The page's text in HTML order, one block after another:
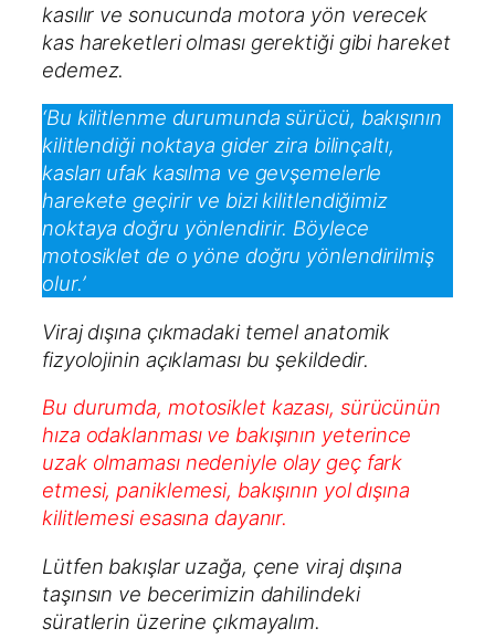
kasılır ve sonucunda motora yön verecek
kas hareketleri olması gerektiği gibi hareket
edemez.
‘Bu kilitlenme durumunda sürücü, bakışının
kilitlendiği noktaya gider zira bilinçaltı,
kasları ufak kasılma ve gevşemelerle
harekete geçirir ve bizi kilitlendiğimiz
noktaya doğru yönlendirir. Böylece
motosiklet de o yöne doğru yönlendirilmiş
olur.’
Viraj dışına çıkmadaki temel anatomik
fizyolojinin açıklaması bu şekildedir.
Bu durumda, motosiklet kazası, sürücünün
hıza odaklanması ve bakışının yeterince
uzak olmaması nedeniyle olay geç fark
etmesi, paniklemesi, bakışının yol dışına
kilitlemesi esasına dayanır.
Lütfen bakışlar uzağa, çene viraj dışına
taşınsın ve becerimizin dahilindeki
süratlerin üzerine çıkmayalım.